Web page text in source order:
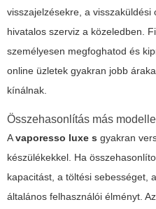
visszajelzésekre, a
hivatalos szerviz a közeledben.
személyesen megfoghatod és
online üzletek gyakran jobb
kínálnak.
Összehasonlítás más
Avaporesso luxe s gyakran
készülékekkel. Ha
kapacitást, a töltési sebességet,
általános felhasználói élményt.